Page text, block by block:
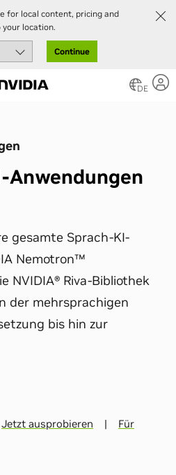
for local content, pricing and
location.
Continue
DE
Anwendungen
gesamte Sprach-KI-
Nemotron™
NVIDIA® Riva-Bibliothek
der mehrsprachigen
bis hin zur
Jetzt ausprobieren | Für